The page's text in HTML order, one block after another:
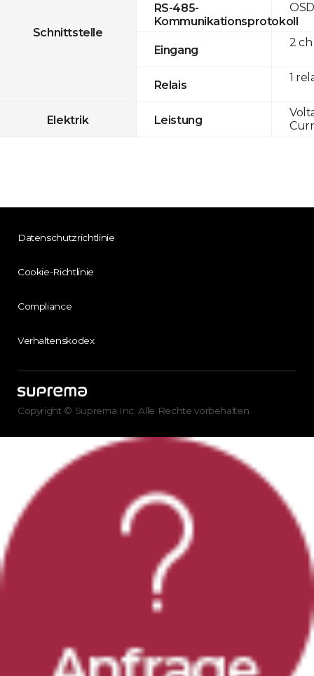
Schnittstelle
RS-485-
Kommunikationsprotokoll
Eingang
Relais
Elektrik Leistung
2 ch
1
Datenschutzrichtlinie
Cookie-Richtlinie
Compliance
Verhaltenskodex
Copyright © Suprema Inc. Alle Rechte vorbehalten.